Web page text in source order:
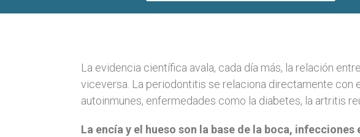
La evidencia científica avala, cada día más, la relación
viceversa. La periodontitis se relaciona directamente
autoinmunes, enfermedades como la diabetes, la artritis
La encía y el hueso son la base de la boca,